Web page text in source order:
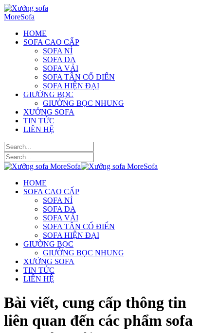
HOME
SOFA CAO CẤP
SOFA NỈ
SOFA DA
SOFA VẢI
SOFA TÂN CỔ ĐIỂN
SOFA HIỆN ĐẠI
GIƯỜNG BỌC
GIƯỜNG BỌC NHUNG
XƯỞNG SOFA
TIN TỨC
LIÊN HỆ
HOME
SOFA CAO CẤP
SOFA NỈ
SOFA DA
SOFA VẢI
SOFA TÂN CỔ ĐIỂN
SOFA HIỆN ĐẠI
GIƯỜNG BỌC
GIƯỜNG BỌC NHUNG
XƯỞNG SOFA
TIN TỨC
LIÊN HỆ
Bài viết, cung cấp thông tin
liên quan đến các phẩm sofa